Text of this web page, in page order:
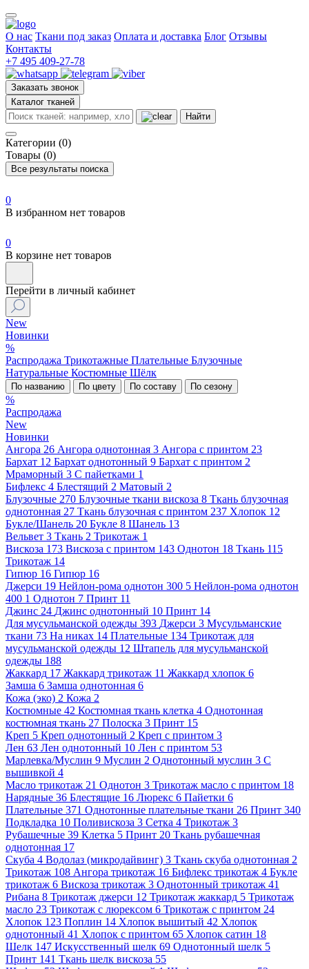
О нас Ткани под заказ Оплата и доставка Блог Отзывы
Контакты
+7 495 409-27-78
Заказать звонок
Каталог тканей
Найти
Категории (0)
Товары (0)
Все результаты поиска
0
В избранном нет товаров
0
В корзине нет товаров
Перейти в личный кабинет
New
Новинки
%
Распродажа Трикотажные Плательные Блузочные
Натуральные Костюмные Шёлк
По названию По цвету По составу По сезону
%
Распродажа
New
Новинки
Ангора 26 Ангора однотонная 3 Ангора с принтом 23
Бархат 12 Бархат однотонный 9 Бархат с принтом 2
Мраморный 3 С пайетками 1
Бифлекс 4 Блестящий 2 Матовый 2
Блузочные 270 Блузочные ткани вискоза 8 Ткань блузочная
однотонная 27 Ткань блузочная с принтом 237 Хлопок 12
Букле/Шанель 20 Букле 8 Шанель 13
Вельвет 3 Ткань 2 Трикотаж 1
Вискоза 173 Вискоза с принтом 143 Однотон 18 Ткань 115
Трикотаж 14
Гипюр 16 Гипюр 16
Джерси 19 Нейлон-рома однотон 300 5 Нейлон-рома однотон
400 1 Однотон 7 Принт 11
Джинс 24 Джинс однотонный 10 Принт 14
Для мусульманской одежды 393 Джерси 3 Мусульманские
ткани 73 На никах 14 Плательные 134 Трикотаж для
мусульманской одежды 12 Штапель для мусульманской
одежды 188
Жаккард 17 Жаккард трикотаж 11 Жаккард хлопок 6
Замша 6 Замша однотонная 6
Кожа (эко) 2 Кожа 2
Костюмные 42 Костюмная ткань клетка 4 Однотонная
костюмная ткань 27 Полоска 3 Принт 15
Креп 5 Креп однотонный 2 Креп с принтом 3
Лен 63 Лен однотонный 10 Лен с принтом 53
Марлевка/Муслин 9 Муслин 2 Однотонный муслин 3 С
вышивкой 4
Масло трикотаж 21 Однотон 3 Трикотаж масло с принтом 18
Нарядные 36 Блестящие 16 Люрекс 6 Пайетки 6
Плательные 371 Однотонные плательные ткани 26 Принт 340
Подкладка 10 Поливискоза 3 Сетка 4 Трикотаж 3
Рубашечные 39 Клетка 5 Принт 20 Ткань рубашечная
однотонная 17
Скуба 4 Водолаз (микродайвинг) 3 Ткань скуба однотонная 2
Трикотаж 108 Ангора трикотаж 16 Бифлекс трикотаж 4 Букле
трикотаж 6 Вискоза трикотаж 3 Однотонный трикотаж 41
Рибана 8 Трикотаж джерси 12 Трикотаж жаккард 5 Трикотаж
масло 23 Трикотаж с люрексом 6 Трикотаж с принтом 24
Хлопок 123 Поплин 14 Хлопок вышитый 42 Хлопок
однотонный 41 Хлопок с принтом 65 Хлопок сатин 18
Шелк 147 Искусственный шелк 69 Однотонный шелк 5
Принт 141 Ткань шелк вискоза 55